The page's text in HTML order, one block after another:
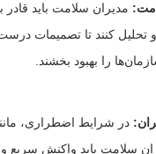
مدیران سلامت باید قادر
تحلیل کنند تا تصمیمات
را بهبود بخشند.
در شرایط اضطراری،
سلامت باید واکنش سریع